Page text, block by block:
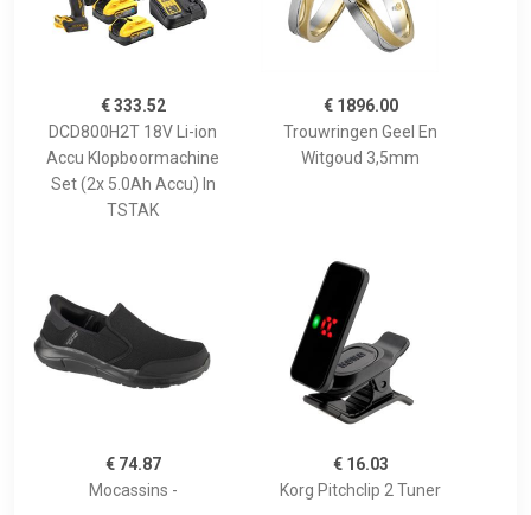
€ 333.52
DCD800H2T 18V Li-ion
Accu Klopboormachine
Set (2x 5.0Ah Accu) In
TSTAK
€ 1896.00
Trouwringen Geel En
Witgoud 3,5mm
€ 74.87
Mocassins -
€ 16.03
Korg Pitchclip 2 Tuner